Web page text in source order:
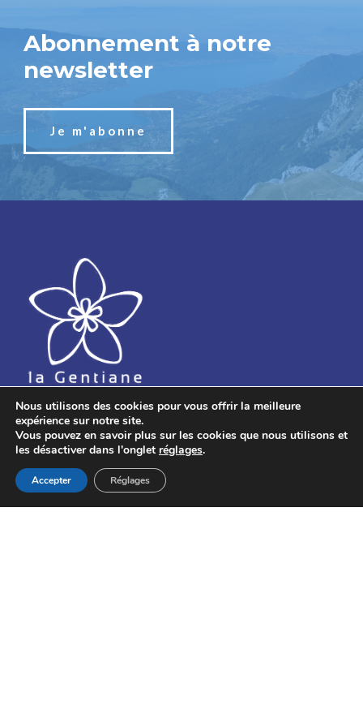
Abonnement à notre
newsletter
Je m'abonne
La Gentiane est la monnaie locale,
complémentaire et citoyenne du bassin
d’Annecy et de Faverges.
Nous utilisons des cookies pour vous offrir la meilleure
expérience sur notre site.
Vous pouvez en savoir plus sur les cookies que nous utilisons et
les désactiver dans l'onglet réglages.
Accepter Réglages